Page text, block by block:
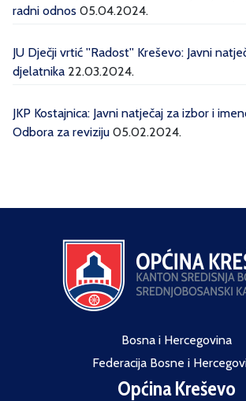
radni odnos 05.04.2024.
JU Dječji vrtić ''Radost'' Kreševo: Javni
djelatnika 22.03.2024.
JKP Kostajnica: Javni natječaj za izbor i
Odbora za reviziju 05.02.2024.
Bosna i Hercegovina
Federacija Bosne i
Općina Kreševo